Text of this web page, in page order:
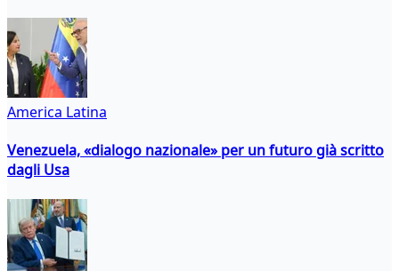
America Latina
Venezuela, «dialogo nazionale» per un futuro già scritto
dagli Usa